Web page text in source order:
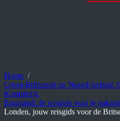
Home
Groot-Brittannië en Noord-Ierland:
Koninkrijk
Engeland: de reisgids voor je
Londen, jouw reisgids voor de